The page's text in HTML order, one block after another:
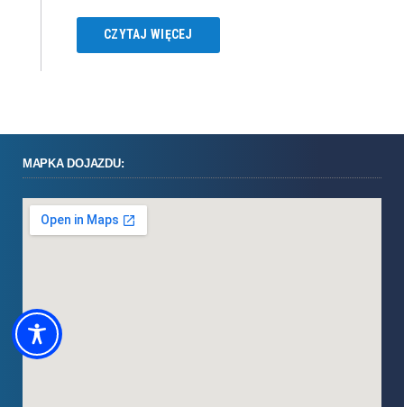
CZYTAJ WIĘCEJ
MAPKA DOJAZDU: